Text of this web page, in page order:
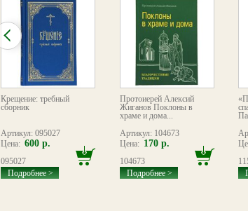
Крещение: требный
сборник
Артикул: 095027
Цена: 600 р.
095027
Подробнее >
Протоиерей Алексий
Жиганов Поклоны в
храме и дома...
Артикул: 104673
Цена: 170 р.
104673
Подробнее >